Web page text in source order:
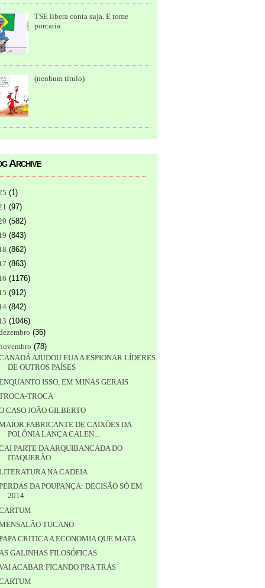
TSE libera conta suja. E tome
porcaria.
(nenhum título)
Archive
(1 )
(97)
(582)
(843)
(862)
(863)
(1176)
(912)
(842)
(1046)
(36)
(78)
AJUDOU EUA A ESPIONAR LÍDERES
DE OUTROS PAÍSES
ISSO, EM MINAS GERAIS
TROCA
CASO JOÃO GILBERTO
FABRICANTE DE CAIXÕES DA
POLÔNIA LANÇA CALEN...
PARTE DA ARQUIBANCADA DO
ITAQUERÃO
NA CADEIA
DA POUPANÇA: DECISÃO SÓ EM
2014
TUCANO
CRITICA A ECONOMIA QUE MATA
GALINHAS FILOSÓFICAS
ACABAR FICANDO PRA TRÁS